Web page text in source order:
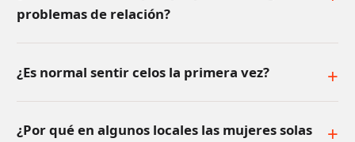
problemas de relación?
¿Es normal sentir celos la primera vez?
¿Por qué en algunos locales las mujeres solas